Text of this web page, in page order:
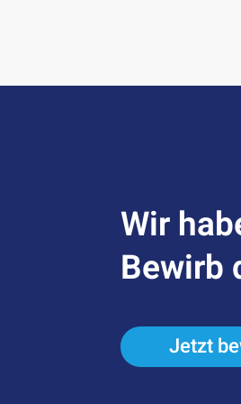
Wir
Bewirb
Jetzt